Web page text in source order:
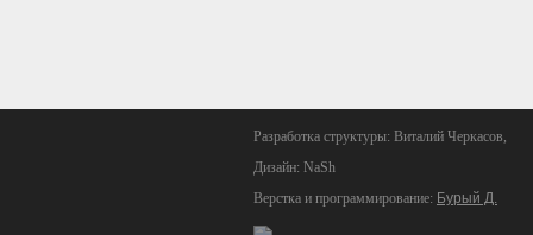
Разработка структуры: Виталий Черкасов,
Дизайн: NaSh
Верстка и программирование: Бурый Д.